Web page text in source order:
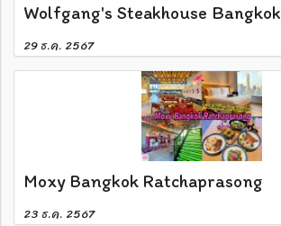
Wolfgang's Steakhouse Bangkok
29 ธ.ค. 2567
Moxy Bangkok Ratchaprasong
23 ธ.ค. 2567